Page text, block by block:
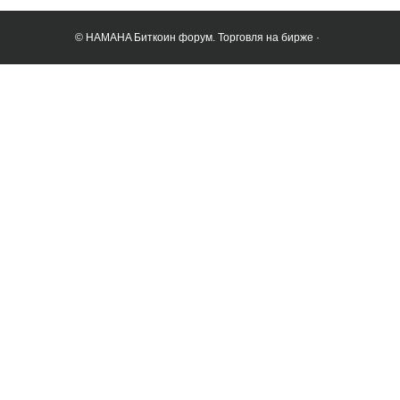
© HAMAHA Биткоин форум. Торговля на бирже ·